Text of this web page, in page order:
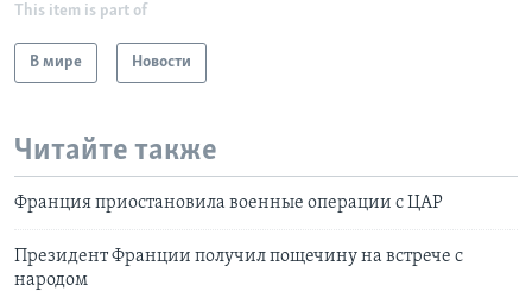
This item is part of
В мире Новости
Читайте также
Франция приостановила военные операции с ЦАР
Президент Франции получил пощечину на встрече с
народом